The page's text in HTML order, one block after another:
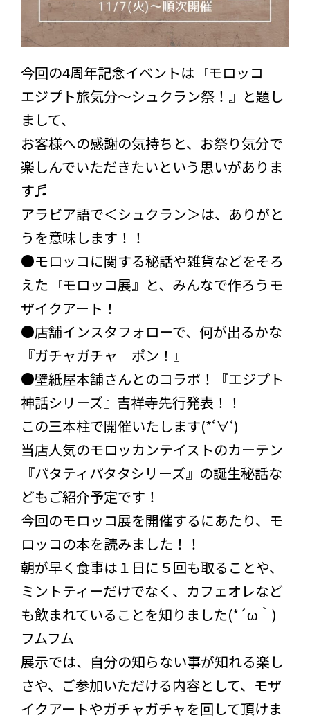
今回の4周年記念イベントは『モロッコ
エジプト旅気分～シュクラン祭！』と題し
まして、
お客様への感謝の気持ちと、お祭り気分で
楽しんでいただきたいという思いがありま
す♬
アラビア語で＜シュクラン＞は、ありがと
うを意味します！！
●モロッコに関する秘話や雑貨などをそろ
えた『モロッコ展』と、みんなで作ろうモ
ザイクアート！
●店舗インスタフォローで、何が出るかな
『ガチャガチャ ポン！』
●壁紙屋本舗さんとのコラボ！『エジプト
神話シリーズ』吉祥寺先行発表！！
この三本柱で開催いたします(*‘∀‘)
当店人気のモロッカンテイストのカーテン
『パタティパタタシリーズ』の誕生秘話な
どもご紹介予定です！
今回のモロッコ展を開催するにあたり、モ
ロッコの本を読みました！！
朝が早く食事は１日に５回も取ることや、
ミントティーだけでなく、カフェオレなど
も飲まれていることを知りました(*´ω｀)
フムフム
展示では、自分の知らない事が知れる楽し
さや、ご参加いただける内容として、モザ
イクアートやガチャガチャを回して頂けま